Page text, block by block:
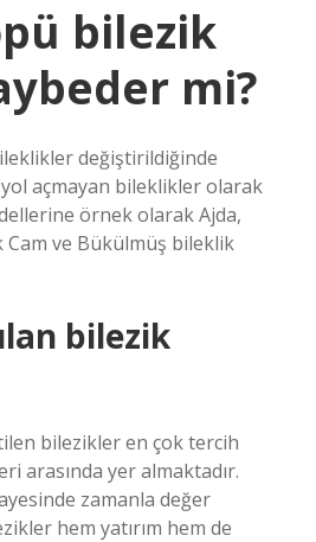
bilezik
mi?
değiştirildiğinde
açmayan bileklikler olarak
örnek olarak Ajda,
Cam ve Bükülmüş bileklik
bilezik
bilezikler en çok tercih
arasında yer almaktadır.
zamanla değer
hem yatırım hem de